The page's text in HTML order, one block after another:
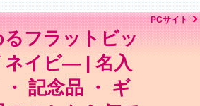
フラットビッ
ネイビ― | 名入
記念品 ・ ギ
PCサイト